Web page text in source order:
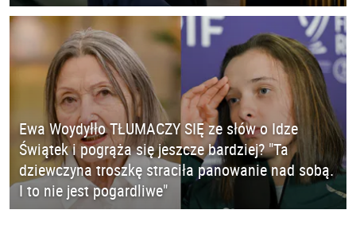
Ewa Woydyłło TŁUMACZY SIĘ ze słów o Idze
Świątek i pogrąża się jeszcze bardziej? "Ta
dziewczyna troszkę straciła panowanie nad sobą.
I to nie jest pogardliwe"